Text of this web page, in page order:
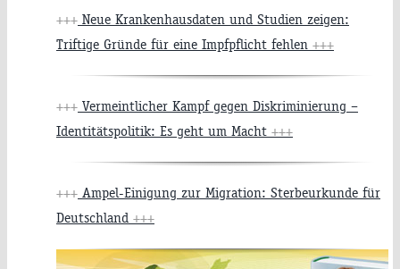
+++ Neue Krankenhausdaten und Studien zeigen:
Triftige Gründe für eine Impfpflicht fehlen +++
+++ Vermeintlicher Kampf gegen Diskriminierung –
Identitätspolitik: Es geht um Macht +++
+++ Ampel-Einigung zur Migration: Sterbeurkunde für
Deutschland +++